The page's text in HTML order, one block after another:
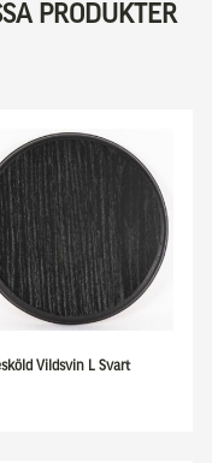
PRODUKTER
Vildsvin L Svart